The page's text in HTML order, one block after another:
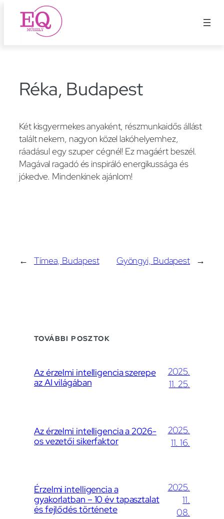
Ugrás
Réka, Budapest
Két kisgyermekes anyaként, részmunkaidős állást
talált nekem, nagyon közel lakóhelyemhez,
ráadásul egy szuper cégnél! Ez magáért beszél.
Magával ragadó és inspiráló energikussága és
jókedve. Mindenkinek ajánlom!
← Tímea, Budapest Gyöngyi, Budapest →
TOVÁBBI POSZTOK
Az érzelmi intelligencia szerepe
az AI világában
2025.
11. 25.
Az érzelmi intelligencia a 2026-
os vezetői sikerfaktor
2025.
11. 16.
Érzelmi intelligencia a
gyakorlatban – 10 év tapasztalat
és fejlődés története
2025.
11.
08.